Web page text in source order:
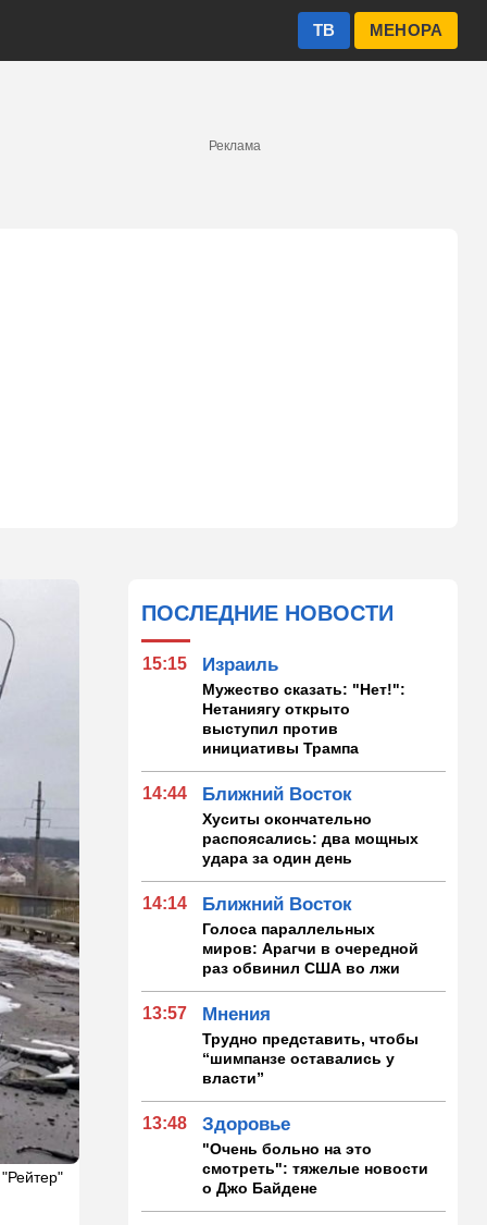
МЕНОРА
ТВ
Реклама
ПОСЛЕДНИЕ НОВОСТИ
15:15 Израиль
Мужество сказать: "Нет!":
Нетаниягу открыто
выступил против
инициативы Трампа
14:44 Ближний Восток
Хуситы окончательно
распоясались: два мощных
удара за один день
14:14 Ближний Восток
Голоса параллельных
миров: Арагчи в очередной
раз обвинил США во лжи
13:57 Мнения
Трудно представить, чтобы
“шимпанзе оставались у
власти”
13:48 Здоровье
"Очень больно на это
смотреть": тяжелые новости
о Джо Байдене